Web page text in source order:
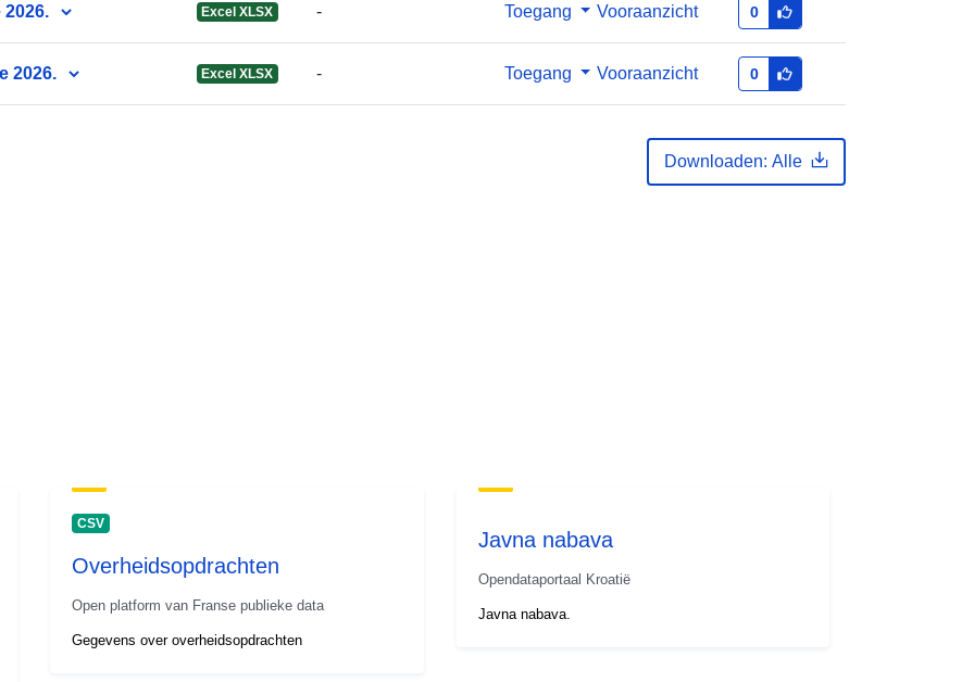
Excel XLSX - Toegang Vooraanzicht 0
2026. Excel XLSX - Toegang Vooraanzicht 0
Downloaden: Alle
CSV
Overheidsopdrachten
Open platform van Franse publieke data
Gegevens over overheidsopdrachten
Javna nabava
Opendataportaal Kroatië
Javna nabava.